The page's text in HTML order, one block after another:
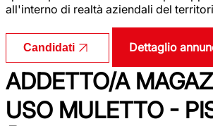
all'interno di realtà aziendali del
Candidati Dettaglio
ADDETTO/A
USO MULETTO -